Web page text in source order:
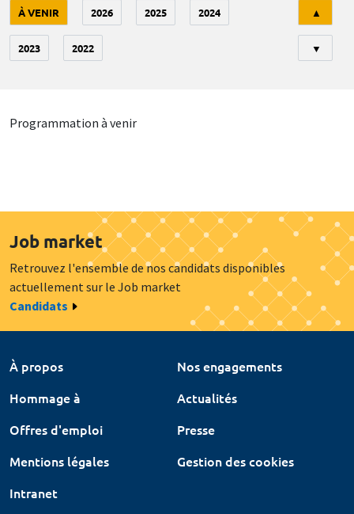
À VENIR 2026 2025 2024
2023 2022
▲
▼
Programmation à venir
Job market
Retrouvez l'ensemble de nos candidats disponibles
actuellement sur le Job market
Candidats
À propos
Nos engagements
Hommage à
Actualités
Offres d'emploi
Presse
Mentions légales
Gestion des cookies
Intranet